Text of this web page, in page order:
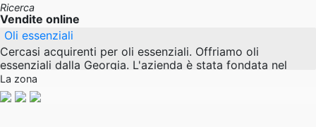
Ricerca
Vendite online
Oli essenziali
Cercasi acquirenti per oli essenziali. Offriamo oli
essenziali dalla Georgia. L'azienda è stata fondata nel
2017 e oggi ha uno stabilimento di produzione
La zona